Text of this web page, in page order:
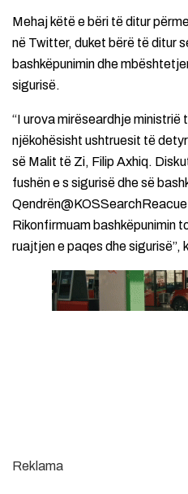
Mehaj këtë e bëri të ditur
në Twitter, duket bërë të ditur
bashkëpunimin dhe
sigurisë.
“I urova mirëseardhje
njëkohësisht ushtruesit të
së Malit të Zi, Filip Axhiq.
fushën e s sigurisë dhe së
Rikonfirmuam bashkëpunimin
ruajtjen e paqes dhe sigurisë”,
Reklama